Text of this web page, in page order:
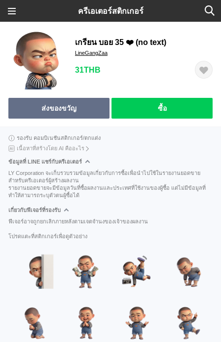
ครีเอเตอร์สติกเกอร์
เกรียน บอย 35 ❤️ (no text)
LineGangZaa
31THB
ส่งของขวัญ ซื้อ
รองรับ คอมบิเนชันสติกเกอร์/ตกแต่ง
เนื้อหาที่สร้างโดย AI คืออะไร
ข้อมูลที่ LINE แชร์กับครีเอเตอร์
LY Corporation จะเก็บรวบรวมข้อมูลเกี่ยวกับการซื้อเพื่อนำไปใช้ในรายงานยอดขาย
สำหรับครีเอเตอร์ผู้สร้างผลงาน
รายงานยอดขายจะมีข้อมูลวันที่ซื้อผลงานและประเทศที่ใช้งานของผู้ซื้อ แต่ไม่มีข้อมูลที่
ทำให้สามารถระบุตัวตนผู้ซื้อได้
เกี่ยวกับฟีเจอร์ที่รองรับ
ฟีเจอร์อาจถูกยกเลิกภายหลังตามเจตจำนงของเจ้าของผลงาน
โปรดแตะที่สติกเกอร์เพื่อดูตัวอย่าง